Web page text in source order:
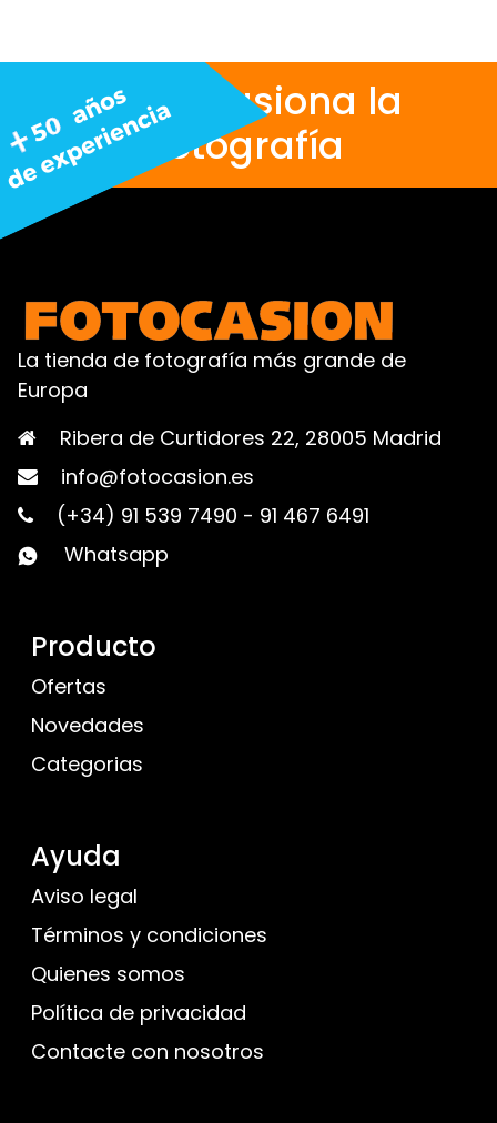
Nos apasiona la
fotografía
La tienda de fotografía más grande de
Europa
Ribera de Curtidores 22, 28005 Madrid
info@fotocasion.es
(+34) 91 539 7490 - 91 467 6491
Whatsapp
Producto
Ofertas
Novedades
Categorias
Ayuda
Aviso legal
Términos y condiciones
Quienes somos
Política de privacidad
Contacte con nosotros